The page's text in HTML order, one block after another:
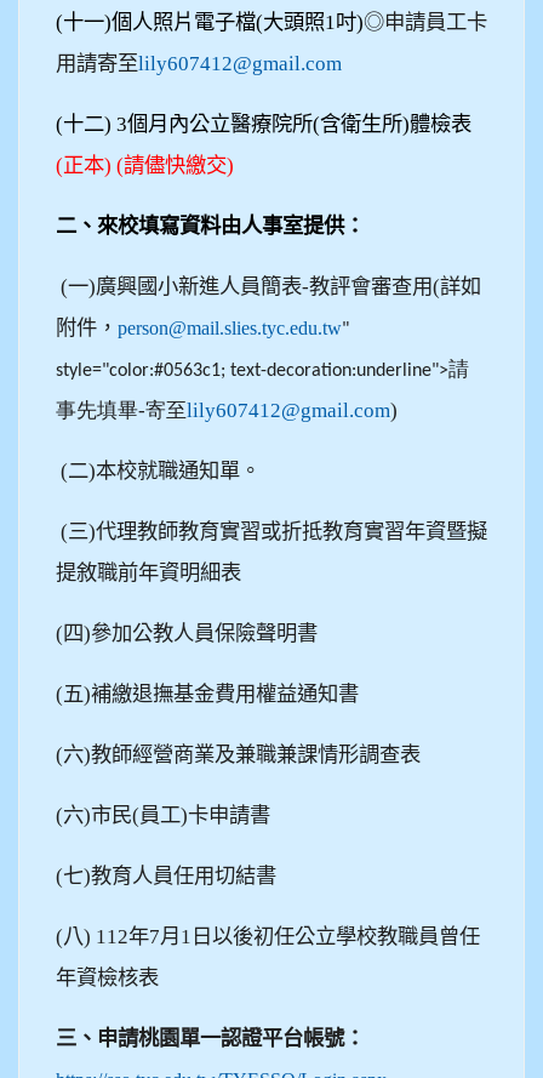
(十一)個人照片電子檔(大頭照1吋)◎申請員工卡
用請寄至lily607412@gmail.com
(十二) 3個月內公立醫療院所(含衛生所)體檢表
(正本) (請儘快繳交)
二、來校填寫資料由人事室提供：
(一)廣興國小新進人員簡表-教評會審查用(詳如
附件， person@mail.slies.tyc.edu.tw"
style="color:#0563c1; text-decoration:underline">請
事先填畢-寄至lily607412@gmail.com)
(二)本校就職通知單。
(三)代理教師教育實習或折抵教育實習年資暨擬
提敘職前年資明細表
(四)參加公教人員保險聲明書
(五)補繳退撫基金費用權益通知書
(六)教師經營商業及兼職兼課情形調查表
(六)市民(員工)卡申請書
(七)教育人員任用切結書
(八) 112年7月1日以後初任公立學校教職員曾任
年資檢核表
三、申請桃園單一認證平台帳號：